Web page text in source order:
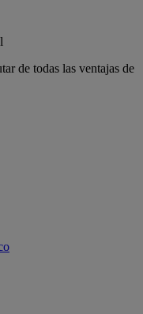
de todas las ventajas de